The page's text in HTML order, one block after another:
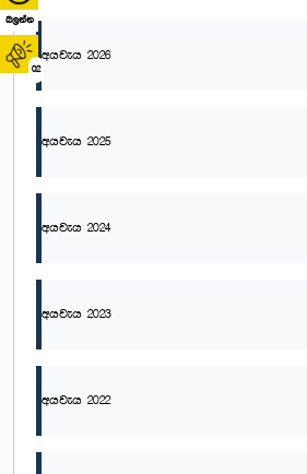
බලන්න
02
අයවැය 2026
අයවැය 2025
අයවැය 2024
අයවැය 2023
අයවැය 2022